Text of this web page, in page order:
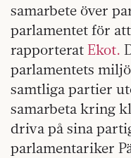
samarbete över
parlamentet för
rapporterat Ekot.
parlamentets
samtliga partier
samarbeta kring
driva på sina
parlamentariker